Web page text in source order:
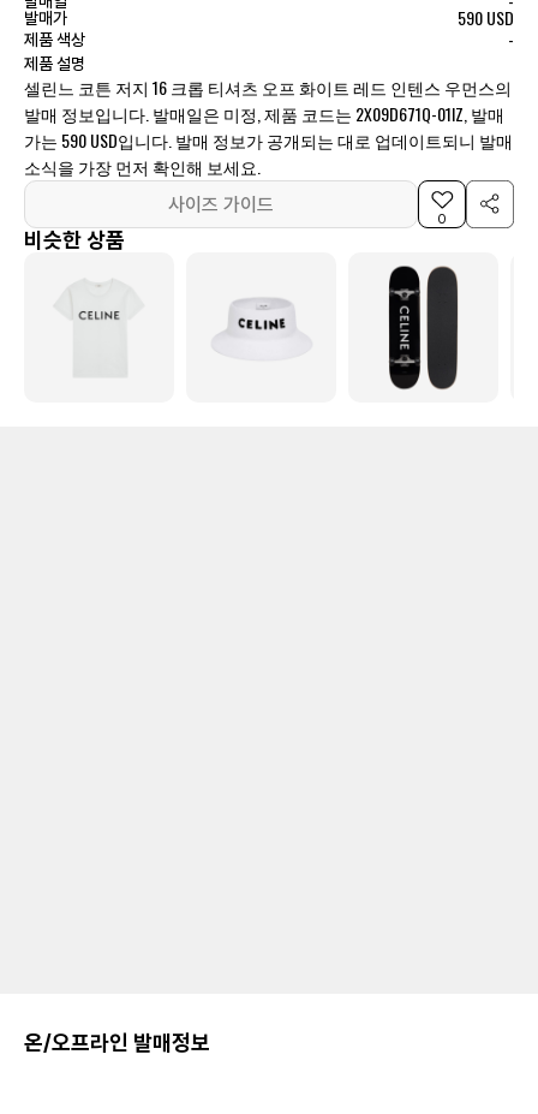
발매가 590 USD
제품 색상 -
제품 설명
셀린느 코튼 저지 16 크롭 티셔츠 오프 화이트 레드 인텐스 우먼스의
발매 정보입니다. 발매일은 미정, 제품 코드는 2X09D671Q-01IZ, 발매
가는 590 USD입니다. 발매 정보가 공개되는 대로 업데이트되니 발매
소식을 가장 먼저 확인해 보세요.
사이즈 가이드
0
비슷한 상품
온/오프라인 발매정보